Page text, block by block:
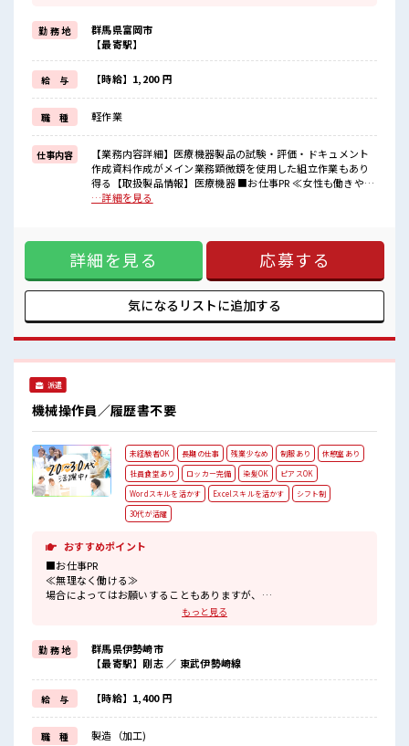
残業は月20時間以上あります♪
≪完全週休二日制≫
週末は家族や友人と一緒にプライベート満喫！
≪動きやすい制服アリ≫
制服があるので、
毎日の服装の悩み解消♪
≪未経験OKの仕事≫
新しいことにチャレンジするのは不安だけど、
しっかり働く環境が整っています！
イチからスキルUP・ステップUP目指していきましょう！
■職場の雰囲気
女性が多い職場ですが男女は問いません！
休憩室で楽しくランチ♪
時間があれば昼寝もしちゃおう！
勤 務 地
群馬県富岡市
【最寄駅】
給 与 【時給】1,200 円
職 種 軽作業
仕事内容
【業務内容詳細】医療機器製品の試験・評価・ドキュメント
作成資料作成がメイン業務顕微鏡を使用した組立作業もあり
得る【取扱製品情報】医療機器 ■お仕事PR ≪女性も働きやす
い職場≫ もちろん男性の応募も歓迎ですよ！ ≪残業で収入ア
プライベート満喫！ ≪動きやすい制服アリ≫ 制服があるの
で、 毎日の服装の悩み解消♪ ≪未経験OKの仕事≫ 新しいこ
とにチャレンジするのは不安だけど、 しっかり働く環境が整
っています！ イチからスキルUP・ステップUP目指していき
ましょう！ ■職場の雰囲気 女性が多い職場ですが男女は問い
ません！ 応募お待ちしております！ ≪20代の方が多数活躍中
おう！
…詳細を見る
詳細を見る 応募する
気になるリストに追加する
派遣
機械操作員／履歴書不要
未経験者OK 長期の仕事 残業少なめ 制服あり
休憩室あり
社員食堂あり
ロッカー完備 染髪OK
ピアスOK
Wordスキルを活かす
Excelスキルを活かす
シフト制
30代が活躍
おすすめポイント
■お仕事PR
≪無理なく働ける≫
場合によってはお願いすることもありますが、
派手過ぎなければ髪型や髪色自由♪
(規定有)≪機能的な制服アリ≫
制服があるので、
毎日の服装の悩み解消♪
≪未経験でも活躍できる≫
新しいことにチャレンジするのは不安だけど、
しっかり働く環境が整っています！
イチからスキルUP・ステップUP目指していきましょう！
もっと見る
勤 務 地
群馬県伊勢崎市
【最寄駅】剛志 ／ 東武伊勢崎線
給 与 【時給】1,400 円
職 種 製造（加工)